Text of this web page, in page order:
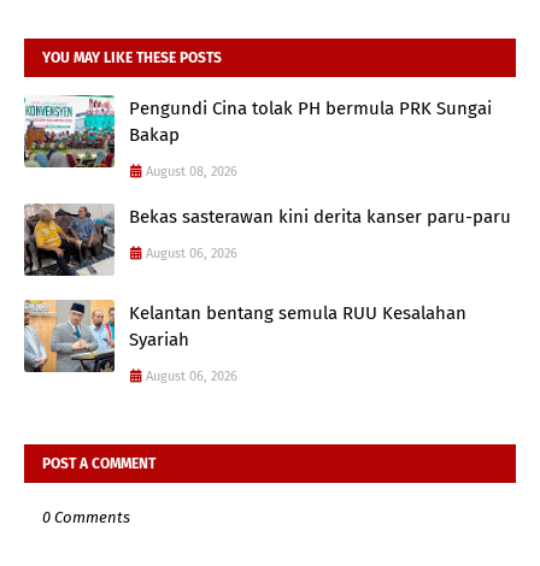
YOU MAY LIKE THESE POSTS
Pengundi Cina tolak PH bermula PRK Sungai
Bakap
August 08, 2026
Bekas sasterawan kini derita kanser paru-paru
August 06, 2026
Kelantan bentang semula RUU Kesalahan
Syariah
August 06, 2026
POST A COMMENT
0 Comments